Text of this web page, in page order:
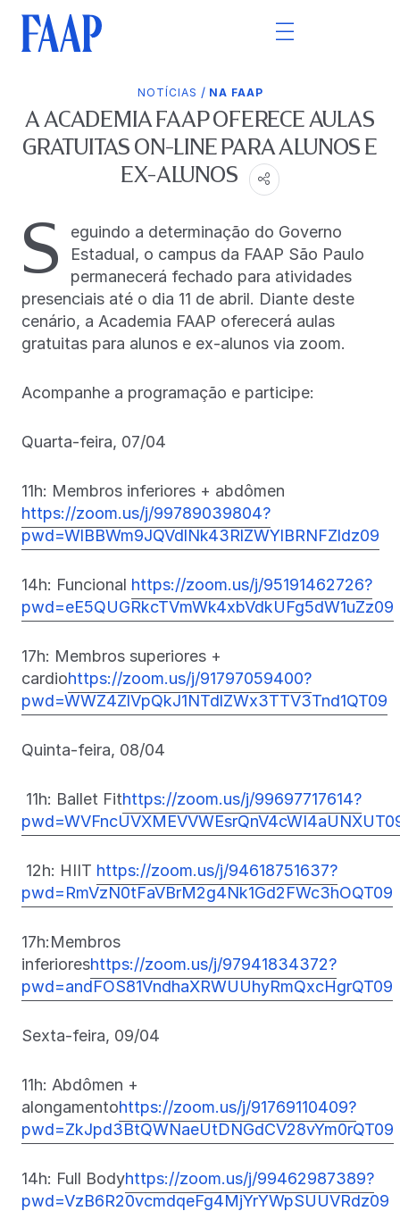
NOTÍCIAS / NA FAAP
A ACADEMIA FAAP OFERECE AULAS
GRATUITAS ON-LINE PARA ALUNOS E
EX-ALUNOS
S
eguindo a determinação do Governo
Estadual, o campus da FAAP São Paulo
permanecerá fechado para atividades
presenciais até o dia 11 de abril. Diante deste
cenário, a Academia FAAP oferecerá aulas
gratuitas para alunos e ex-alunos via zoom.
Acompanhe a programação e participe:
Quarta-feira, 07/04
11h: Membros inferiores + abdômen
https://zoom.us/j/99789039804?
pwd=WlBBWm9JQVdlNk43RlZWYlBRNFZldz09
14h: Funcional https://zoom.us/j/95191462726?
pwd=eE5QUGRkcTVmWk4xbVdkUFg5dW1uZz09
17h: Membros superiores +
cardiohttps://zoom.us/j/91797059400?
pwd=WWZ4ZlVpQkJ1NTdlZWx3TTV3Tnd1QT09
Quinta-feira, 08/04
11h: Ballet Fithttps://zoom.us/j/99697717614?
12h: HIIT https://zoom.us/j/94618751637?
pwd=RmVzN0tFaVBrM2g4Nk1Gd2FWc3hOQT09
17h:Membros
inferioreshttps://zoom.us/j/97941834372?
pwd=andFOS81VndhaXRWUUhyRmQxcHgrQT09
Sexta-feira, 09/04
11h: Abdômen +
alongamentohttps://zoom.us/j/91769110409?
pwd=ZkJpd3BtQWNaeUtDNGdCV28vYm0rQT09
14h: Full Bodyhttps://zoom.us/j/99462987389?
pwd=VzB6R20vcmdqeFg4MjYrYWpSUUVRdz09